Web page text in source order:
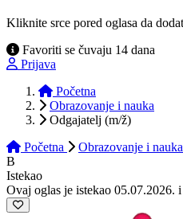
Kliknite srce pored oglasa da
Favoriti se čuvaju 14 dana
Prijava
Početna
Obrazovanje i nauka
Odgajatelj (m/ž)
Početna
Obrazovanje i nauka
B
Istekao
Ovaj oglas je istekao 05.07.2026.